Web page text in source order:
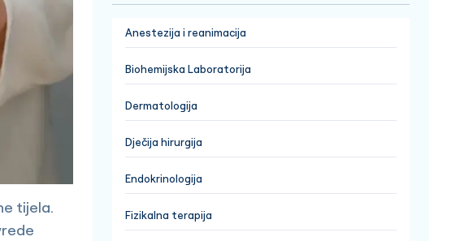
tijela.
Anestezija i reanimacija
Biohemijska Laboratorija
Dermatologija
Dječija hirurgija
Endokrinologija
Fizikalna terapija